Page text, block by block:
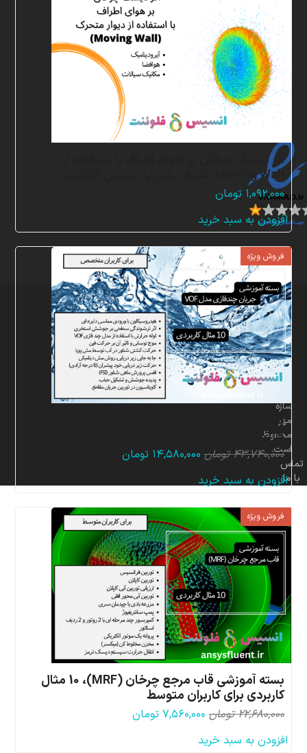
اثر دیسک چرخان بر هوای اطراف با استفاده از
Moving Wall، شبیه سازی با انسیس فلوئنت
۱,۰۹۲,۰۰۰ تومان
افزودن به سبد خرید
فروش ویژه
کاربردی برای کاربران متخصص
۴۳,۷۴۰,۰۰۰ تومان قیمت
۴۳,۷۴۰,۰۰۰ تومان
۱۴,۵۸۰,۰۰۰ تومانقیمت
۱۴,۵۸۰,۰۰۰ تومان.
افزودن به سبد خرید
فروش ویژه
بسته آموزشی قاب مرجع چرخان (MRF)، 10 مثال
کاربردی برای کاربران متوسط
۲۲,۶۸۰,۰۰۰ تومان قیمت
۷,۵۶۰,۰۰۰ تومانقیمت
افزودن به سبد خرید
ن
م
ا
د
ه
ا
تمامی
حقوق
برای
شرکت
پردازشگران
صنعت
سیال
سازه
مهر
محفوظ
است.
تماس
با ما